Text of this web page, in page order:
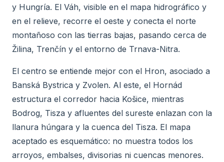
y Hungría. El Váh, visible en el mapa hidrográfico y
en el relieve, recorre el oeste y conecta el norte
montañoso con las tierras bajas, pasando cerca de
Žilina, Trenčín y el entorno de Trnava-Nitra.
El centro se entiende mejor con el Hron, asociado a
Banská Bystrica y Zvolen. Al este, el Hornád
estructura el corredor hacia Košice, mientras
Bodrog, Tisza y afluentes del sureste enlazan con la
llanura húngara y la cuenca del Tisza. El mapa
aceptado es esquemático: no muestra todos los
arroyos, embalses, divisorias ni cuencas menores.